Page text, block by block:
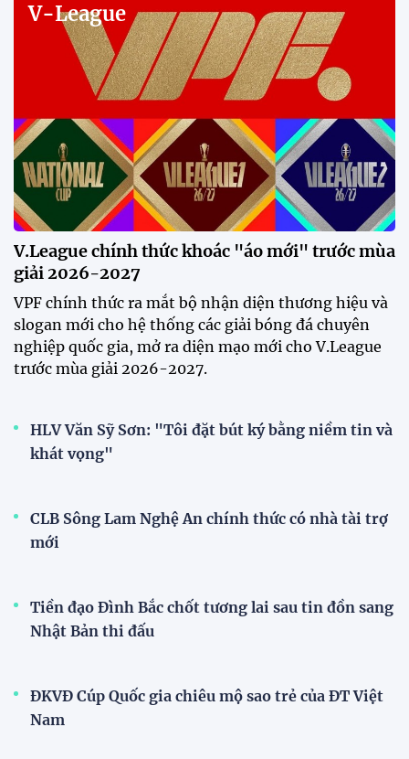
V-League
V.League chính thức khoác "áo mới" trước mùa
giải 2026-2027
VPF chính thức ra mắt bộ nhận diện thương hiệu và
slogan mới cho hệ thống các giải bóng đá chuyên
nghiệp quốc gia, mở ra diện mạo mới cho V.League
trước mùa giải 2026-2027.
HLV Văn Sỹ Sơn: "Tôi đặt bút ký bằng niềm tin và
khát vọng"
CLB Sông Lam Nghệ An chính thức có nhà tài trợ
mới
Tiền đạo Đình Bắc chốt tương lai sau tin đồn sang
Nhật Bản thi đấu
ĐKVĐ Cúp Quốc gia chiêu mộ sao trẻ của ĐT Việt
Nam